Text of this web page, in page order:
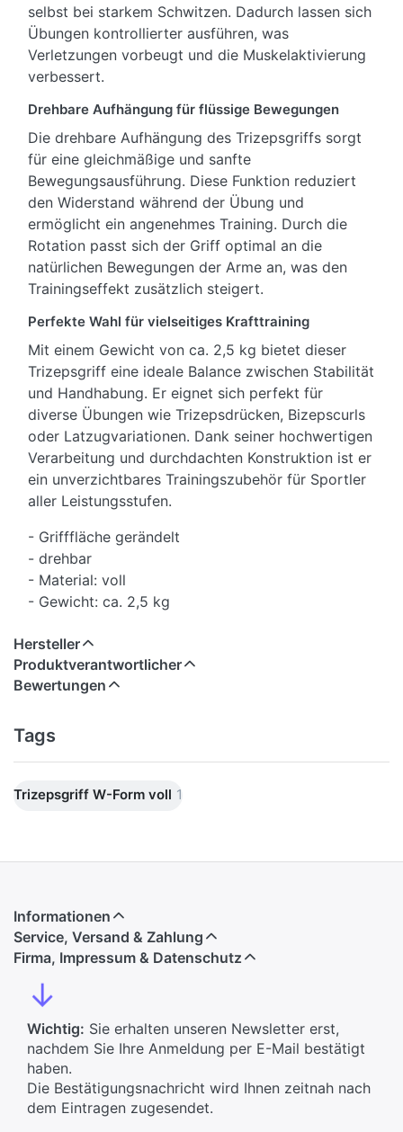
selbst bei starkem Schwitzen. Dadurch lassen sich
Übungen kontrollierter ausführen, was
Verletzungen vorbeugt und die Muskelaktivierung
verbessert.
Drehbare Aufhängung für flüssige Bewegungen
Die drehbare Aufhängung des Trizepsgriffs sorgt
für eine gleichmäßige und sanfte
Bewegungsausführung. Diese Funktion reduziert
den Widerstand während der Übung und
ermöglicht ein angenehmes Training. Durch die
Rotation passt sich der Griff optimal an die
natürlichen Bewegungen der Arme an, was den
Trainingseffekt zusätzlich steigert.
Perfekte Wahl für vielseitiges Krafttraining
Mit einem Gewicht von ca. 2,5 kg bietet dieser
Trizepsgriff eine ideale Balance zwischen Stabilität
und Handhabung. Er eignet sich perfekt für
diverse Übungen wie Trizepsdrücken, Bizepscurls
oder Latzugvariationen. Dank seiner hochwertigen
Verarbeitung und durchdachten Konstruktion ist er
ein unverzichtbares Trainingszubehör für Sportler
aller Leistungsstufen.
- Grifffläche gerändelt
- drehbar
- Material: voll
- Gewicht: ca. 2,5 kg
Hersteller
Produktverantwortlicher
Bewertungen
Tags
Trizepsgriff W-Form voll 1
Informationen
Service, Versand & Zahlung
Firma, Impressum & Datenschutz
↓
Wichtig: Sie erhalten unseren Newsletter erst,
nachdem Sie Ihre Anmeldung per E-Mail bestätigt
haben.
Die Bestätigungsnachricht wird Ihnen zeitnah nach
dem Eintragen zugesendet.